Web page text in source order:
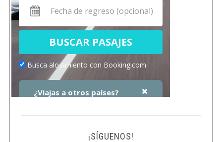
¡SÍGUENOS!